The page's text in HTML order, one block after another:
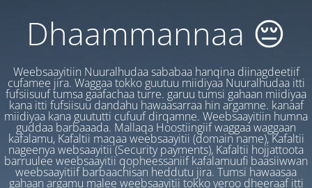
Dhaammannaa 😔
Weebsaayitiin Nuuralhudaa sababaa hanqina diinagdeetiif
cufamee jira. Waggaa tokko guutuu miidiyaa Nuuralhudaa itti
fufsiisuuf tumsa gaafachaa turre. garuu tumsi gahaan miidiyaa
kana itti fufsiisuu dandahu hawaasarraa hin argamne. kanaaf
miidiyaa kana guututti cufuuf dirqamne. Weebsaayitiin humna
guddaa barbaaada. Mallaqa Hoostiingiif waggaa waggaan
kafalamu, Kafaltii maqaa weebsaayitii (domain name), Kafaltii
nageenya websaayitii (Security payments), Kafaltii hojjattoota
barruulee weebsaayitii qopheessaniif kafalamuufi baasiiwwan
weebsaayitiif barbaachisan heddutu jira. Tumsi hawaasaa
gahaan argamu malee weebsaayitii tokko yeroo dheeraaf itti